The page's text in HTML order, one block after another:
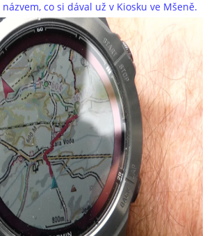
co si dával už v Kiosku ve Mšeně.